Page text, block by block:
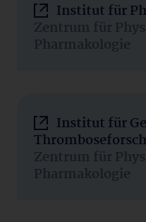
Institut für
Zentrum für
Pharmakologie
Institut für
Zentrum für
Pharmakologie